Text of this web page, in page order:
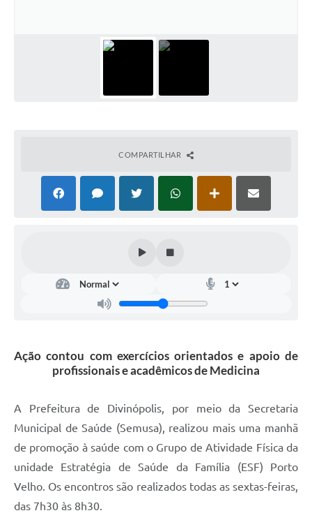
COMPARTILHAR
Ação contou com exercícios orientados e apoio de
profissionais e acadêmicos de Medicina
A Prefeitura de Divinópolis, por meio da Secretaria
Municipal de Saúde (Semusa), realizou mais uma manhã
de promoção à saúde com o Grupo de Atividade Física da
unidade Estratégia de Saúde da Família (ESF) Porto
Velho. Os encontros são realizados todas as sextas-feiras,
das 7h30 às 8h30.